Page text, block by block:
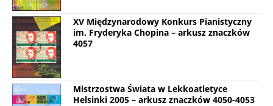
XV Międzynarodowy Konkurs Pianistyczny
im. Fryderyka Chopina – arkusz znaczków
4057
Mistrzostwa Świata w Lekkoatletyce
Helsinki 2005 – arkusz znaczków 4050-4053